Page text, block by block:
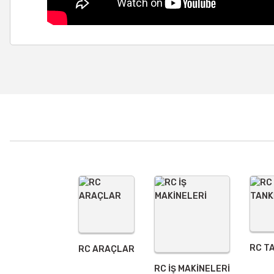
Bu ürüne benzer farklı alternatifler olmalı.
RC ARAÇLAR
RC İŞ MAKİNELERİ
RC